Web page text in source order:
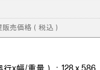
販売価格（税込）